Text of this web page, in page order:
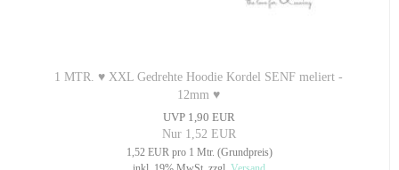
1 MTR. ♥ XXL Gedrehte Hoodie Kordel SENF meliert -
12mm ♥
UVP 1,90 EUR
Nur 1,52 EUR
1,52 EUR pro 1 Mtr. (Grundpreis)